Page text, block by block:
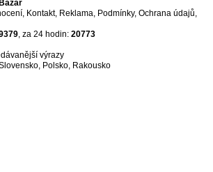
, Kontakt, Reklama, Podmínky, Ochrana údajů,
, za 24 hodin: 20773
výrazy
, Polsko, Rakousko